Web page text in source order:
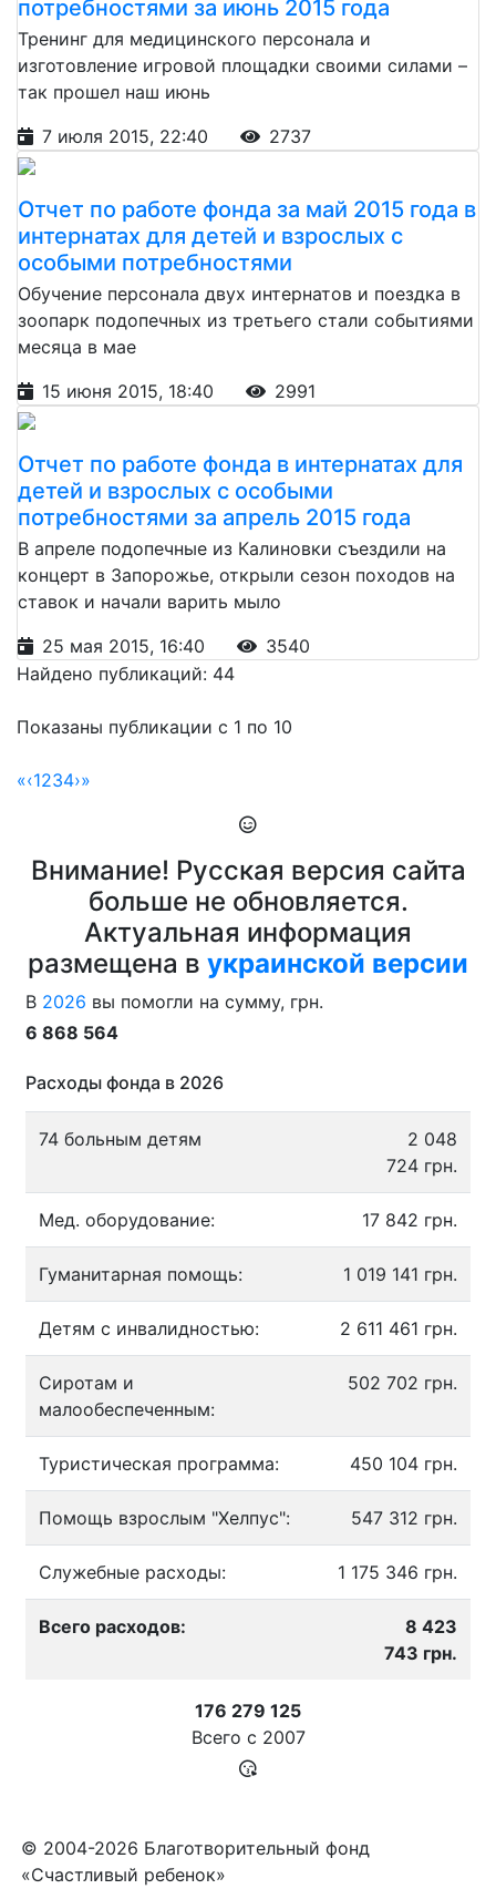
потребностями за июнь 2015 года
Тренинг для медицинского персонала и
изготовление игровой площадки своими силами –
так прошел наш июнь
7 июля 2015, 22:40
2737
Отчет по работе фонда за май 2015 года в
интернатах для детей и взрослых с
особыми потребностями
Обучение персонала двух интернатов и поездка в
зоопарк подопечных из третьего стали событиями
месяца в мае
15 июня 2015, 18:40
2991
Отчет по работе фонда в интернатах для
детей и взрослых с особыми
потребностями за апрель 2015 года
В апреле подопечные из Калиновки съездили на
концерт в Запорожье, открыли сезон походов на
ставок и начали варить мыло
25 мая 2015, 16:40
3540
Найдено публикаций: 44
Показаны публикации с 1 по 10
«‹1234›»
Внимание! Русская версия сайта
больше не обновляется.
Актуальная информация
размещена в украинской версии
В 2026 вы помогли на сумму, грн.
6 868 564
Расходы фонда в 2026
74 больным детям
2 048
724 грн.
Мед. оборудование: 17 842 грн.
Гуманитарная помощь: 1 019 141 грн.
Детям с инвалидностью: 2 611 461 грн.
Сиротам и
малообеспеченным:
502 702 грн.
Туристическая программа: 450 104 грн.
Помощь взрослым "Хелпус": 547 312 грн.
Служебные расходы: 1 175 346 грн.
Всего расходов:
8 423
743 грн.
176 279 125
Всего с 2007
© 2004-2026 Благотворительный фонд
«Счастливый ребенок»